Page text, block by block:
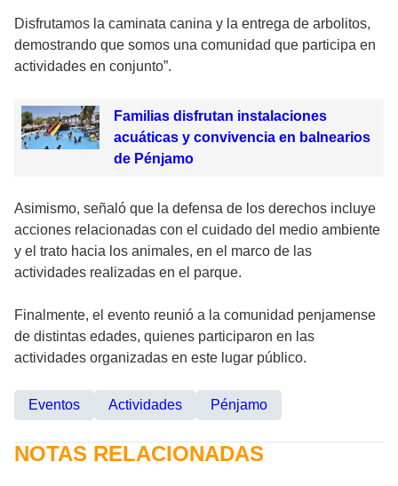
Disfrutamos la caminata canina y la entrega de arbolitos,
demostrando que somos una comunidad que participa en
actividades en conjunto”.
Familias disfrutan instalaciones
acuáticas y convivencia en balnearios
de Pénjamo
Asimismo, señaló que la defensa de los derechos incluye
acciones relacionadas con el cuidado del medio ambiente
y el trato hacia los animales, en el marco de las
actividades realizadas en el parque.
Finalmente, el evento reunió a la comunidad penjamense
de distintas edades, quienes participaron en las
actividades organizadas en este lugar público.
Eventos Actividades Pénjamo
NOTAS RELACIONADAS